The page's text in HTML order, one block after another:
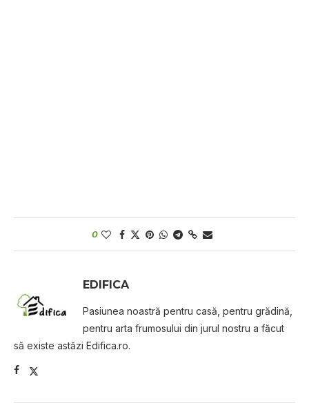
0
EDIFICA
Pasiunea noastră pentru casă, pentru grădină,
pentru arta frumosului din jurul nostru a făcut
să existe astăzi Edifica.ro.